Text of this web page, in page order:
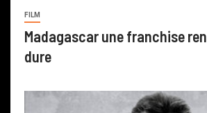
FILM
Madagascar une franchise
dure